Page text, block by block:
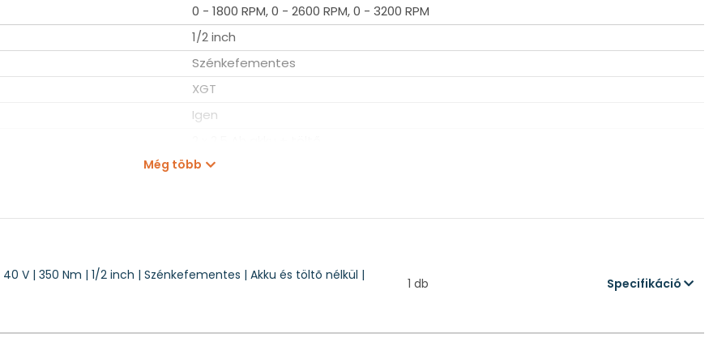
0 - 1800 RPM, 0 - 2600 RPM, 0 - 3200 RPM
1/2 inch
Szénkefementes
XGT
Igen
MakPac-ban
TW004G
Még több
V | 350 Nm | 1/2 inch | Szénkefementes | Akku és töltõ nélkül |
1 db Specifikáció